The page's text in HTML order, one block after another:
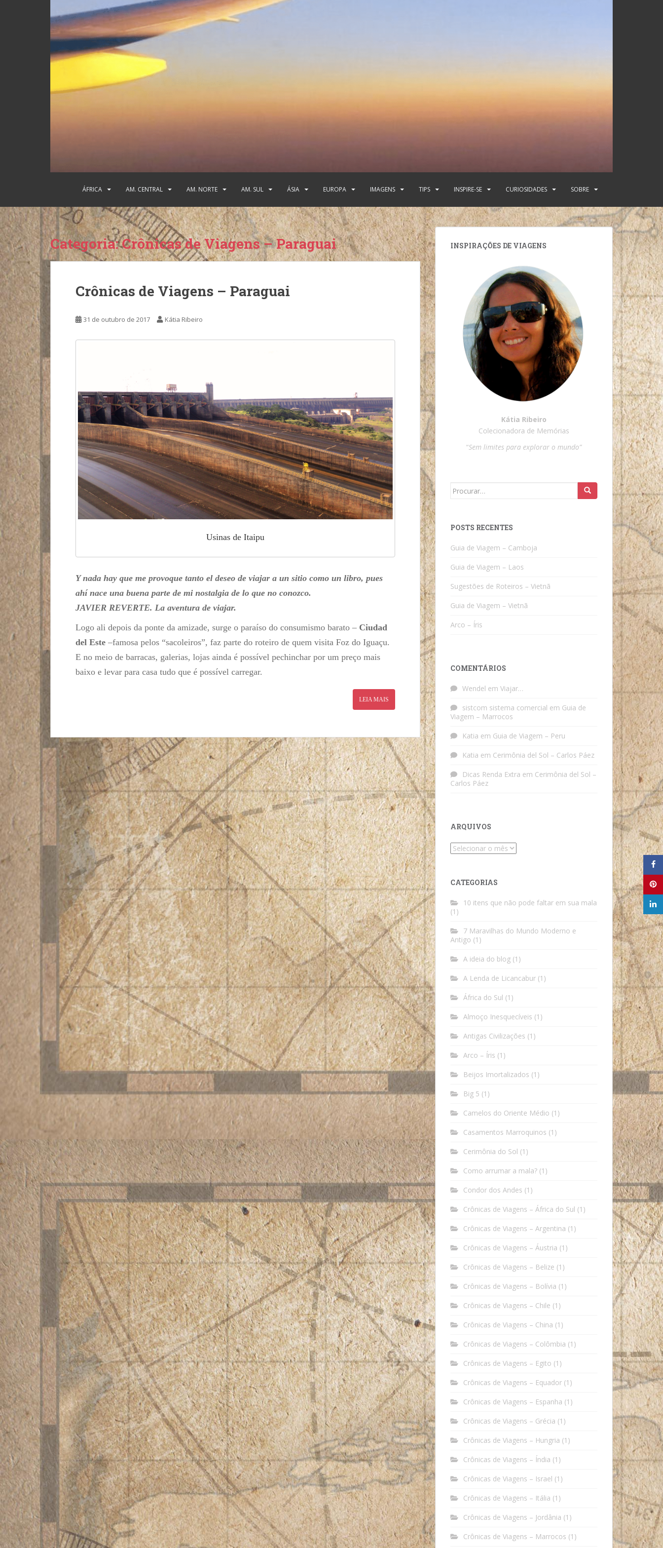
ÁFRICA AM. CENTRAL AM. NORTE AM. SUL ÁSIA EUROPA IMAGENS TIPS INSPIRE-SE CURIOSIDADES SOBRE
Categoria:Crônicas de Viagens – Paraguai
Crônicas de Viagens – Paraguai
31 de outubro de 2017 Kátia Ribeiro
Usinas de Itaipu
Y nada hay que me provoque tanto el deseo de viajar a un sitio como un libro, pues
ahí nace una buena parte de mi nostalgia de lo que no conozco.
JAVIER REVERTE. La aventura de viajar.
Logo ali depois da ponte da amizade, surge o paraíso do consumismo barato – Ciudad
del Este –famosa pelos “sacoleiros”, faz parte do roteiro de quem visita Foz do Iguaçu.
E no meio de barracas, galerias, lojas ainda é possível pechinchar por um preço mais
baixo e levar para casa tudo que é possível carregar.
LEIA MAIS
INSPIRAÇÕES DE VIAGENS
Kátia Ribeiro
Colecionadora de Memórias
“Sem limites para explorar o mundo”
Search
POSTS RECENTES
Guia de Viagem – Camboja
Guia de Viagem – Laos
Sugestões de Roteiros – Vietnã
Guia de Viagem – Vietnã
Arco – Íris
COMENTÁRIOS
Wendel em Viajar…
sistcom sistema comercial em Guia de
Viagem – Marrocos
Katia em Guia de Viagem – Peru
Katia em Cerimônia del Sol – Carlos Páez
Dicas Renda Extra em Cerimônia del Sol –
Carlos Páez
ARQUIVOS
Arquivos
CATEGORIAS
10 itens que não pode faltar em sua mala
(1)
7 Maravilhas do Mundo Moderno e
Antigo (1)
A ideia do blog (1)
A Lenda de Licancabur (1)
África do Sul (1)
Almoço Inesquecíveis (1)
Antigas Civilizações (1)
Arco – Íris (1)
Beijos Imortalizados (1)
Big 5 (1)
Camelos do Oriente Médio (1)
Casamentos Marroquinos (1)
Cerimônia do Sol (1)
Como arrumar a mala? (1)
Condor dos Andes (1)
Crônicas de Viagens – África do Sul (1)
Crônicas de Viagens – Argentina (1)
Crônicas de Viagens – Áustria (1)
Crônicas de Viagens – Belize (1)
Crônicas de Viagens – Bolívia (1)
Crônicas de Viagens – Chile (1)
Crônicas de Viagens – China (1)
Crônicas de Viagens – Colômbia (1)
Crônicas de Viagens – Egito (1)
Crônicas de Viagens – Equador (1)
Crônicas de Viagens – Espanha (1)
Crônicas de Viagens – Grécia (1)
Crônicas de Viagens – Hungria (1)
Crônicas de Viagens – Índia (1)
Crônicas de Viagens – Israel (1)
Crônicas de Viagens – Itália (1)
Crônicas de Viagens – Jordânia (1)
Crônicas de Viagens – Marrocos (1)